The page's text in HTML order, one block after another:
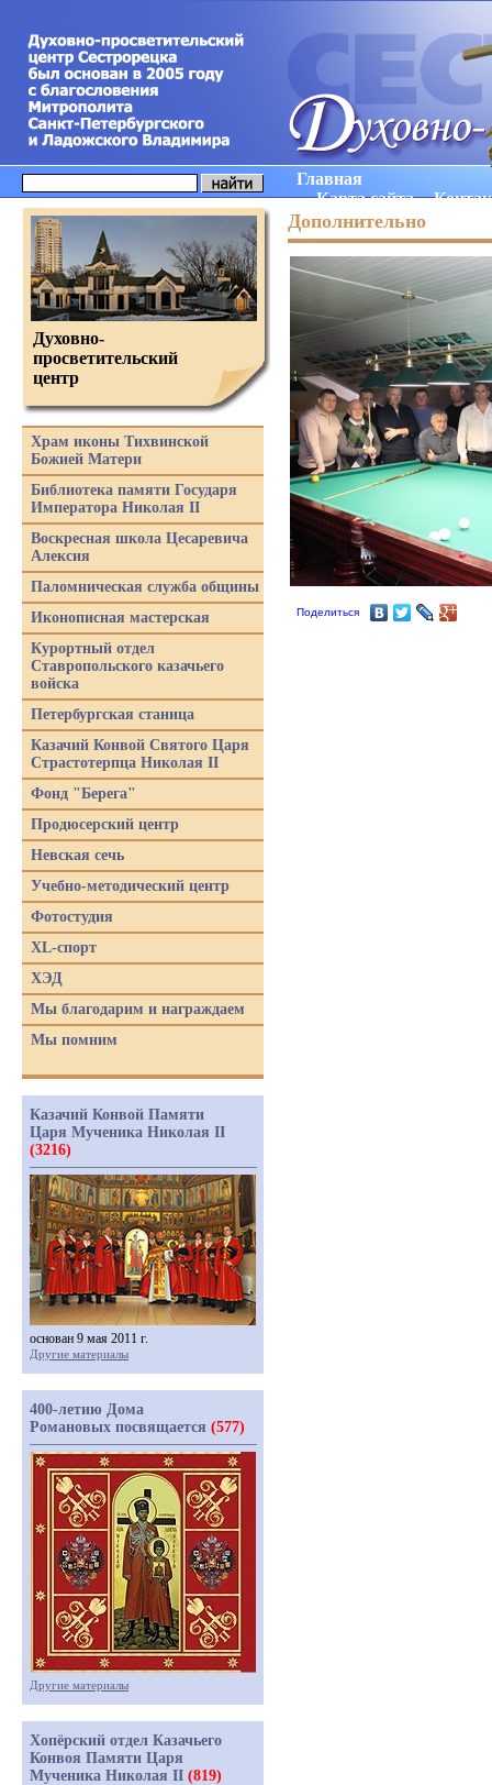
Главная
Карта сайта
Дополнительно
Поделиться
Духовно-
просветительский
центр
Храм иконы Тихвинской
Божией Матери
Библиотека памяти Государя
Императора Николая II
Воскресная школа Цесаревича
Алексия
Паломническая служба общины
Иконописная мастерская
Курортный отдел
Ставропольского казачьего
войска
Петербургская станица
Казачий Конвой Святого Царя
Страстотерпца Николая II
Фонд "Берега"
Продюсерский центр
Невская сечь
Учебно-методический центр
Фотостудия
XL-спорт
ХЭД
Мы благодарим и награждаем
Мы помним
Казачий Конвой Памяти
Царя Мученика Николая II
(3216)
основан 9 мая 2011 г.
Другие материалы
400-летию Дома
Романовых посвящается (577)
Другие материалы
Хопёрский отдел Казачьего
Конвоя Памяти Царя
Мученика Николая II (819)